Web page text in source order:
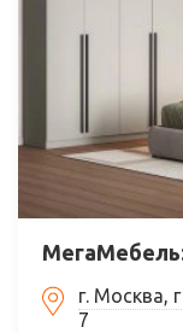
г. Москва,
7